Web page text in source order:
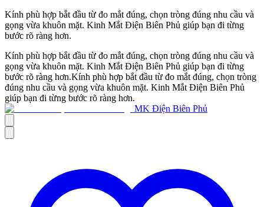
Kính phù hợp bắt đầu từ đo mắt đúng, chọn tròng đúng nhu cầu và
gọng vừa khuôn mặt. Kinh Mắt Điện Biên Phủ giúp bạn đi từng
bước rõ ràng hơn.
Kính phù hợp bắt đầu từ đo mắt đúng, chọn tròng đúng nhu cầu và
gọng vừa khuôn mặt. Kinh Mắt Điện Biên Phủ giúp bạn đi từng
bước rõ ràng hơn.Kính phù hợp bắt đầu từ đo mắt đúng, chọn tròng
đúng nhu cầu và gọng vừa khuôn mặt. Kinh Mắt Điện Biên Phủ
giúp bạn đi từng bước rõ ràng hơn.
MK Điện Biên Phủ